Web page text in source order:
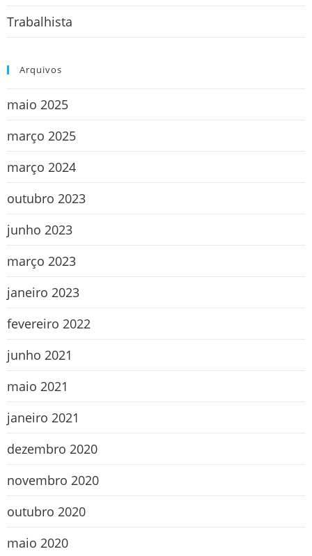
Trabalhista
Arquivos
maio 2025
março 2025
março 2024
outubro 2023
junho 2023
março 2023
janeiro 2023
fevereiro 2022
junho 2021
maio 2021
janeiro 2021
dezembro 2020
novembro 2020
outubro 2020
maio 2020